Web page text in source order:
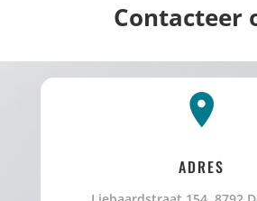
Contacteer
ADRES